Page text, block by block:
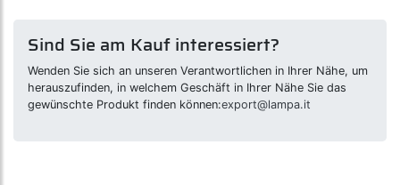
Sind Sie am Kauf interessiert?
Wenden Sie sich an unseren Verantwortlichen in Ihrer Nähe, um
herauszufinden, in welchem Geschäft in Ihrer Nähe Sie das
gewünschte Produkt finden können:export@lampa.it